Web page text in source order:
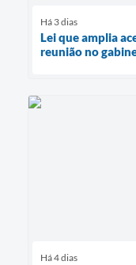
Há 3 dias
Lei que amplia
reunião no
Há 4 dias